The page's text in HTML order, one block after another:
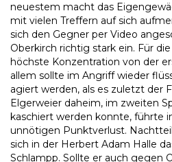
neuestem macht das
mit vielen Treffern auf sich
sich den Gegner per Video
Oberkirch richtig stark ein. Für
höchste Konzentration von der
allem sollte im Angriff wieder
agiert werden, als es zuletzt der
Elgerweier daheim, im zweiten
kaschiert werden konnte, führte
unnötigen Punktverlust.
sich in der Herbert Adam Halle
Schlampp. Sollte er auch gegen